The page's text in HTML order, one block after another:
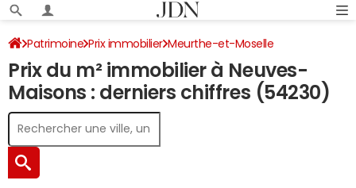
Patrimoine Prix immobilier Meurthe-et-Moselle
Neuves-Maisons
Prix du m² immobilier à Neuves-
Maisons : derniers chiffres (54230)